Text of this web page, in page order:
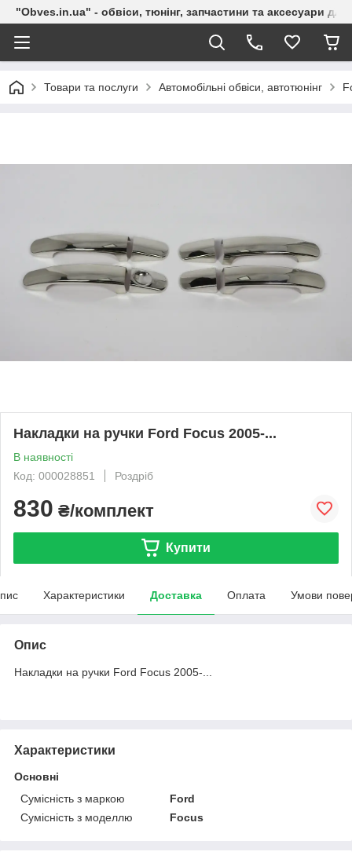
"Obves.in.ua" - обвіси, тюнінг, запчастини та аксесуари
Товари та послуги Автомобільні обвіси, автотюнінг
Накладки на ручки Ford Focus 2005-...
В наявності
Код: 000028851
Роздріб
830 ₴/комплект
Купити
Характеристики Доставка Оплата Умови
Опис
Накладки на ручки Ford Focus 2005-...
Характеристики
Основні
Сумісність з маркою
Ford
Сумісність з моделлю
Focus